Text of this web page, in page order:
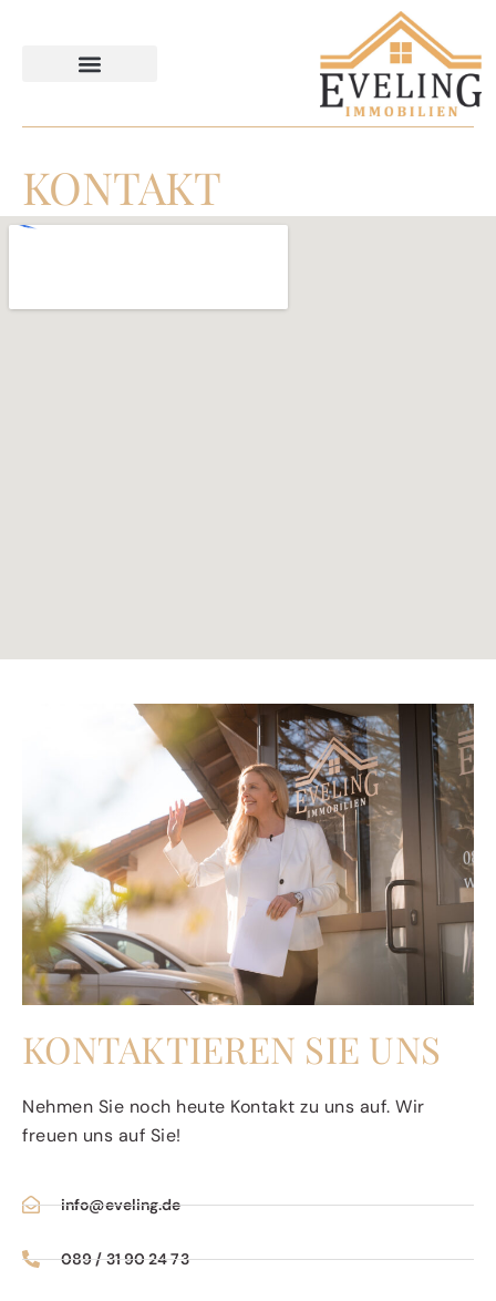
KONTAKT
KONTAKTIEREN SIE UNS
Nehmen Sie noch heute Kontakt zu uns auf. Wir
freuen uns auf Sie!
info@eveling.de
089 / 31 90 24 73